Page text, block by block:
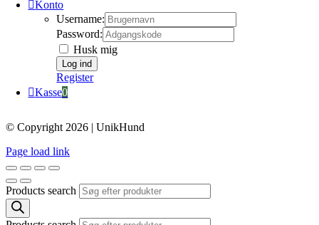
Konto
Username:
Password:
Husk mig
Register
Kasse0
© Copyright 2026 | UnikHund
Page load link
Products search